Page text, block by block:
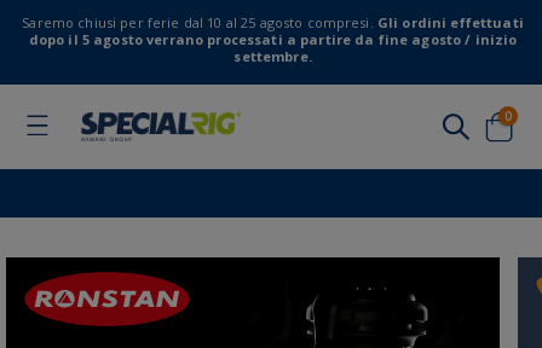
Saremo chiusi per ferie dal 10 al 25 agosto compresi. Gli ordini effettuati
dopo il 5 agosto verrano processati a partire da fine agosto / inizio
settembre.
Toggle
Cart
0